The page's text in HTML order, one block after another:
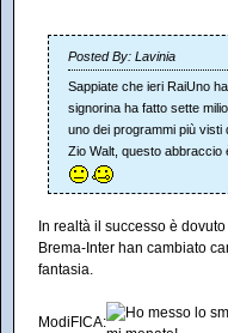
Posted By: Lavinia
Sappiate che ieri RaiUno
signorina ha fatto sette
uno dei programmi più visti
Zio Walt, questo abbraccio
In realtà il successo è
Brema-Inter han cambiato
fantasia.
ModiFICA: